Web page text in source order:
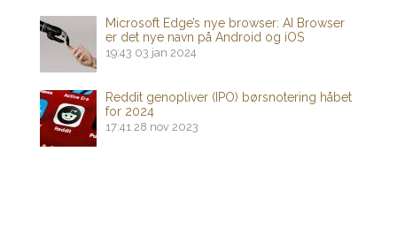
Microsoft Edge’s nye browser: AI Browser
er det nye navn på Android og iOS
19:43 03 jan 2024
Reddit genopliver (IPO) børsnotering håbet
for 2024
17:41 28 nov 2023